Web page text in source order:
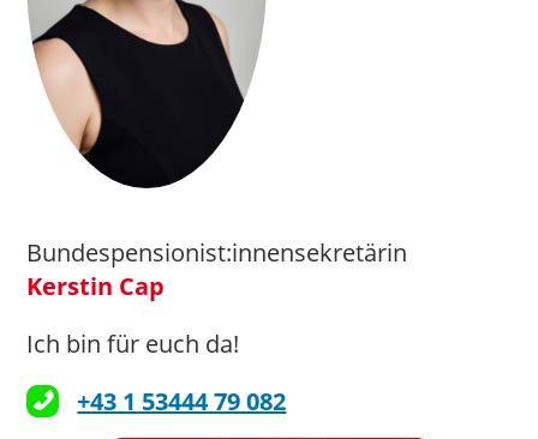
Bundespensionist:innensekretärin
Kerstin Cap
Ich bin für euch da!
+43 1 53444 79 082